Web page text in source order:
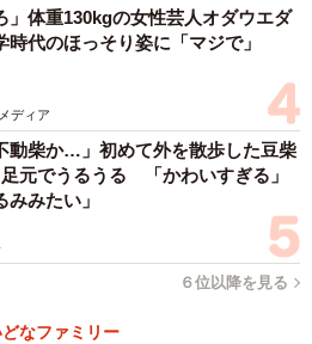
」体重130kgの女性芸人オダウエダ
代のほっそり姿に「マジで」
ディア
動柴か…」初めて外を散歩した豆柴
元でうるうる 「かわいすぎる」
みみたい」
６位以降を見る
どなファミリー